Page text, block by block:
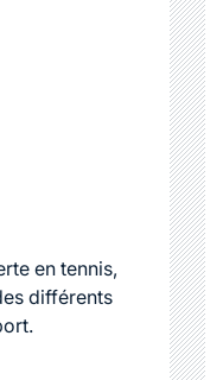
en tennis,
différents